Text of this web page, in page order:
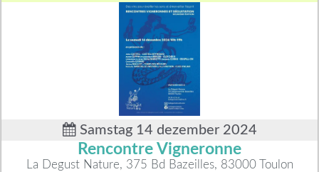
Samstag 14 dezember 2024
Rencontre Vigneronne
La Degust Nature, 375 Bd Bazeilles, 83000 Toulon